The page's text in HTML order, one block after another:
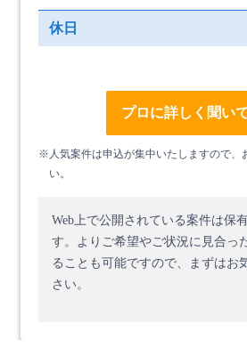
休日
プロに詳しく聞い
※人気案件は申込が集中いたしますので、
い。
Web上で公開されている案件は保
す。 よりご希望やご状況に見合っ
ることも可能ですので、まずはお
さい。